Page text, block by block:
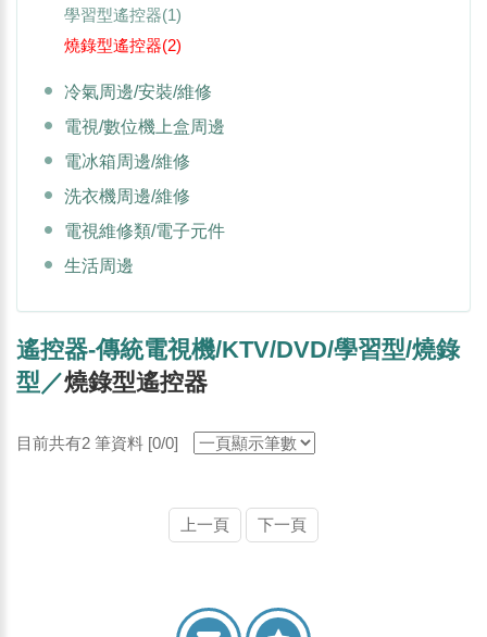
學習型遙控器(1)
燒錄型遙控器(2)
冷氣周邊/安裝/維修
電視/數位機上盒周邊
電冰箱周邊/維修
洗衣機周邊/維修
電視維修類/電子元件
生活周邊
遙控器-傳統電視機/KTV/DVD/學習型/燒錄
型／燒錄型遙控器
目前共有2 筆資料 [0/0]
上一頁 下一頁